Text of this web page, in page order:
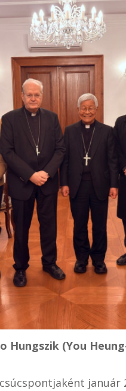
Hungszik (You